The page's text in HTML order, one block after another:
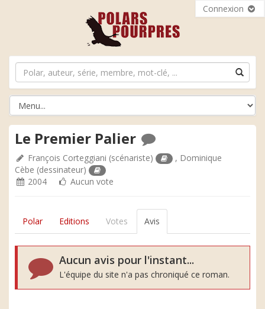
Connexion
Le Premier Palier
François Corteggiani (scénariste) , Dominique
Cèbe (dessinateur)
2004
Aucun vote
Polar Editions Votes Avis
Aucun avis pour l'instant...
L'équipe du site n'a pas chroniqué ce roman.